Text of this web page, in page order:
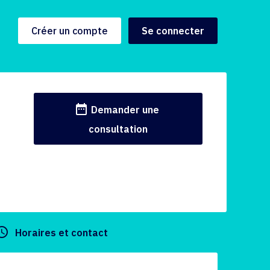
Créer un compte Se connecter
date_range Demander une
consultation
Horaires et contact